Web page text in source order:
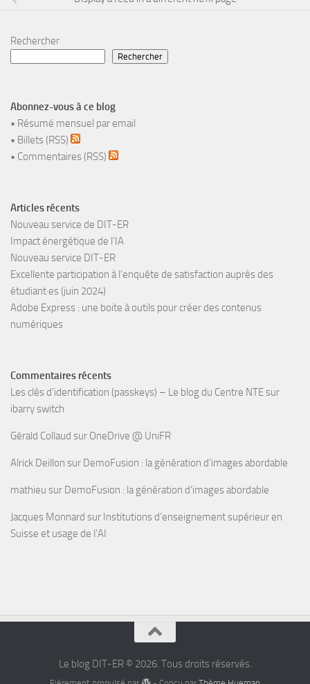
Rechercher
Rechercher
Abonnez-vous à ce blog
• Résumé mensuel par email
• Billets (RSS)
• Commentaires (RSS)
Articles récents
Nouveau service de DIT-ER
Impact énergétique de l’IA
Nouveau service DIT-ER
Excellente participation à l’enquête de satisfaction auprès des
étudiant·es (juin 2024)
Adobe Express : une boite à outils pour créer des contenus
numériques
Commentaires récents
Les clés d’identification (passkeys) – Le blog du Centre NTEsur
ibarry switch
Gérald Collaud sur OneDrive @ UniFR
Alrick Deillon sur DemoFusion : la génération d’images abordable
mathieu sur DemoFusion : la génération d’images abordable
Jacques Monnard sur Institutions d’enseignement supérieur en
Suisse et usage de l’AI
Le blog DIT-ER © 2026. Tous droits réservés.